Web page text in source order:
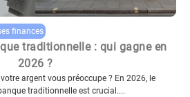
finances
traditionnelle : qui gagne en
2026 ?
argent vous préoccupe ? En 2026, le
traditionnelle est crucial....